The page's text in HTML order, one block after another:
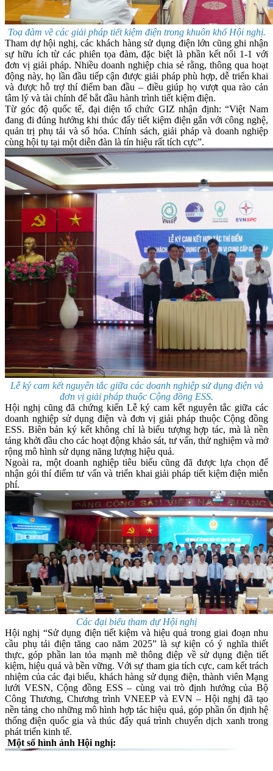
Toạ đàm về các giải pháp tiết kiệm điện trong khuôn khổ Hội nghị.
Tham dự hội nghị, các khách hàng sử dụng điện lớn cũng ghi nhận
sự hữu ích từ các phiên tọa đàm, đặc biệt là phần kết nối 1-1 với
đơn vị giải pháp. Nhiều doanh nghiệp chia sẻ rằng, thông qua hoạt
động này, họ lần đầu tiếp cận được giải pháp phù hợp, dễ triển khai
và được hỗ trợ thí điểm ban đầu – điều giúp họ vượt qua rào cản
tâm lý và tài chính để bắt đầu hành trình tiết kiệm điện.
Từ góc độ quốc tế, đại diện tổ chức GIZ nhận định: “Việt Nam
đang đi đúng hướng khi thúc đẩy tiết kiệm điện gắn với công nghệ,
quản trị phụ tải và số hóa. Chính sách, giải pháp và doanh nghiệp
cùng hội tụ tại một diễn đàn là tín hiệu rất tích cực”.
Lễ ký cam kết nguyên tắc giữa các doanh nghiệp sử dụng điện và
đơn vị giải pháp thuộc Cộng đồng ESS.
Hội nghị cũng đã chứng kiến Lễ ký cam kết nguyên tắc giữa các
doanh nghiệp sử dụng điện và đơn vị giải pháp thuộc Cộng đồng
ESS. Biên bản ký kết không chỉ là biểu tượng hợp tác, mà là nền
tảng khởi đầu cho các hoạt động khảo sát, tư vấn, thử nghiệm và mở
rộng mô hình sử dụng năng lượng hiệu quả.
Ngoài ra, một doanh nghiệp tiêu biểu cũng đã được lựa chọn để
nhận gói thí điểm tư vấn và triển khai giải pháp tiết kiệm điện miễn
phí.
Các đại biểu tham dự Hội nghị
Hội nghị “Sử dụng điện tiết kiệm và hiệu quả trong giai đoạn nhu
cầu phụ tải điện tăng cao năm 2025” là sự kiện có ý nghĩa thiết
thực, góp phần lan tỏa mạnh mẽ thông điệp về sử dụng điện tiết
kiệm, hiệu quả và bền vững. Với sự tham gia tích cực, cam kết trách
nhiệm của các đại biểu, khách hàng sử dụng điện, thành viên Mạng
lưới VESN, Cộng đồng ESS – cùng vai trò định hướng của Bộ
Công Thương, Chương trình VNEEP và EVN – Hội nghị đã tạo
nền tảng cho những mô hình hợp tác hiệu quả, góp phần ổn định hệ
thống điện quốc gia và thúc đẩy quá trình chuyển dịch xanh trong
phát triển kinh tế.
Một số hình ảnh Hội nghị: